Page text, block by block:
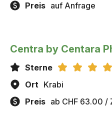
Preis auf Anfrage
Centra by Centara
Sterne
Ort Krabi
Preis ab CHF 63.00 /